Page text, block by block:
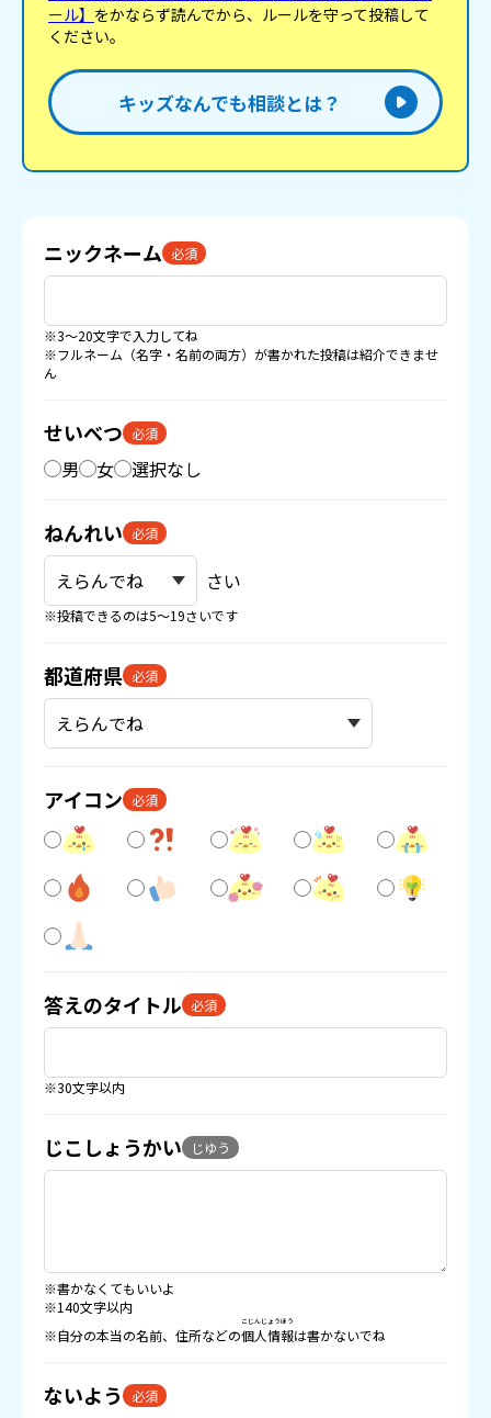
ール】 をかならず読んでから、ルールを守って投稿して
ください。
キッズなんでも相談とは？
ニックネーム 必須
※3〜20文字で入力してね
※フルネーム（名字・名前の両方）が書かれた投稿は紹介できませ
ん
せいべつ 必須
男 女 選択なし
ねんれい 必須
さい
※投稿できるのは5〜19さいです
都道府県 必須
アイコン 必須
答えのタイトル 必須
※30文字以内
じこしょうかい じゆう
※書かなくてもいいよ
※140文字以内
※自分の本当の名前、住所などの個人情報
こじんじょうほう
は書かないでね
ないよう 必須